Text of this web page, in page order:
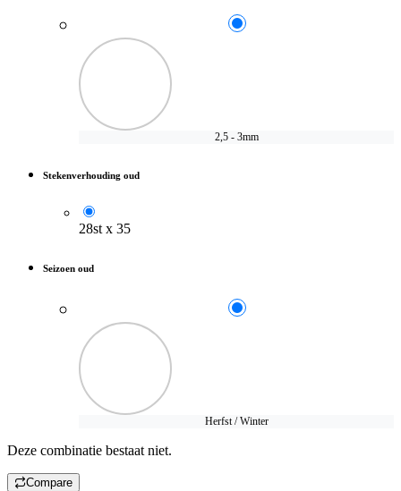
2,5 - 3mm
Stekenverhouding oud
28st x 35
Seizoen oud
Herfst / Winter
Deze combinatie bestaat niet.
Compare